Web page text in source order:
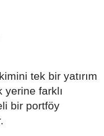
tek bir yatırım
yerine farklı
bir portföy